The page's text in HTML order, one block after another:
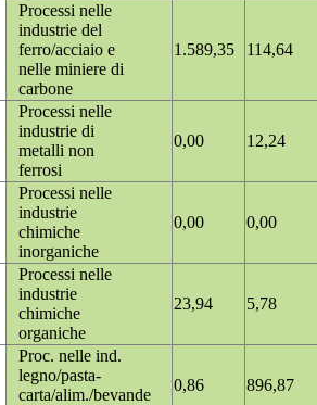
Processi nelle
industrie del
ferro/acciaio e
nelle miniere di
carbone
1.589,35 114,64
Processi nelle
industrie di
metalli non
ferrosi
0,00 12,24
Processi nelle
industrie
chimiche
inorganiche
0,00 0,00
Processi nelle
industrie
chimiche
organiche
23,94 5,78
Proc. nelle ind.
legno/pasta-
carta/alim./bevande
0,86 896,87